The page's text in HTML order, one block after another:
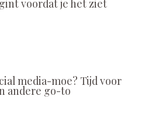
voordat je het ziet
media-moe? Tijd voor
andere go-to